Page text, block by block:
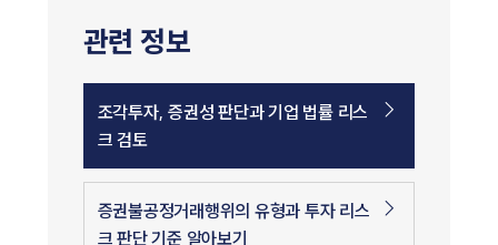
관련 정보
조각투자, 증권성 판단과 기업 법률 리스
크 검토
증권불공정거래행위의 유형과 투자 리스
크 판단 기준 알아보기